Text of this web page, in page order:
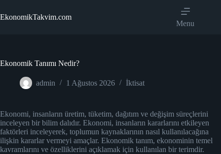
to
content
EkonomikTakvim.com
Menu
Ekonomik Tanımı Nedir?
admin 1 Ağustos 2026 İktisat
Ekonomi, insanların üretim, tüketim, dağıtım ve değişim süreçlerini
inceleyen bir bilim dalıdır. Ekonomi, insanların kararlarını etkileyen
faktörleri inceleyerek, toplumun kaynaklarının nasıl kullanılacağına
ilişkin kararlar vermeyi amaçlar. Ekonomik tanım, ekonominin temel
kavramlarını ve özelliklerini açıklamak için kullanılan bir terimdir.